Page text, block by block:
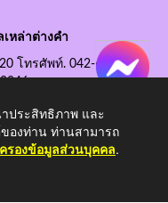
หล่าต่างคำ
โทรศัพท์. 042-490845
ประสิทธิภาพ และ
องท่าน ท่านสามารถ
รองข้อมูลส่วนบุคคล.